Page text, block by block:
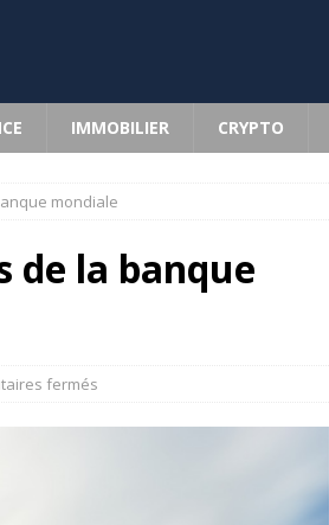
IMMOBILIER CRYPTO
mondiale
de la banque
fermés